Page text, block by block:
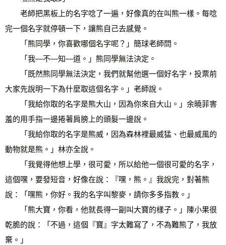
老師把黑板上的名字唸了一遍，好像真的在叫熊一樣。每唸
完一個名字就停頓一下，讓熊自己去感覺。
「熊同學，你喜歡哪個名字呢？」簡球老師問。
「我—不—知—道。」熊同學無法決定。
「既然熊同學無法決定，我們就幫他選一個好名字，投票前
大家先說明一下為什麼取這個名字。」老師說。
「我給你取的名字是熊大山，因為你來自大山。」余曉菲害
羞的用手指一邊捲著肩膀上的頭髮一邊說。
「我給你取的名字是熊威，因為森林裡最威猛、也最威風的
動物就是熊。」林亦全說。
「我覺得他想上學，很可愛，所以給他一個很可愛的名字，
這個嘿，要發短音，好像在說：『嘿，熊。』我說完，對著熊
說：「嘿熊，你好。我的名字叫黎麥，請你多多指教。」
「熊大寶，你看，他就長得一副叫大寶的樣子。」陳小果很
乾脆的說：「不過，這個『寶』字太難寫了，不為難熊了，我放
棄。」